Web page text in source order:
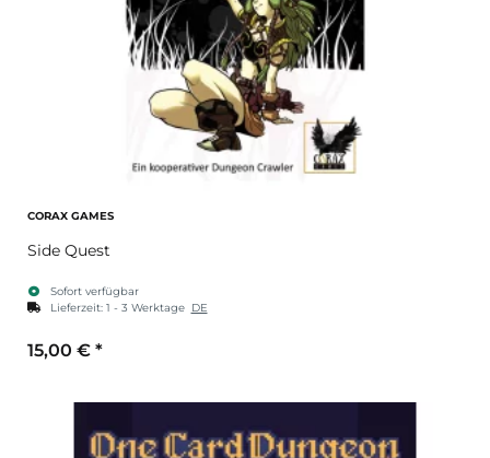
CORAX GAMES
Side Quest
Sofort verfügbar
Lieferzeit: 1 - 3 Werktage DE
15,00 € *